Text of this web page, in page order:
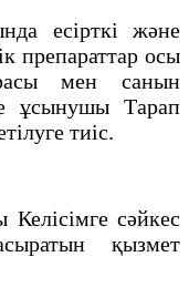
есірткі және
препараттар осы
мен санын
ұсынушы Тарап
тиіс.
сәйкес
қызмет